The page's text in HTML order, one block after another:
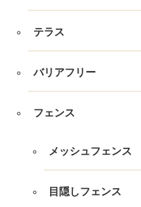
テラス
バリアフリー
フェンス
メッシュフェンス
目隠しフェンス